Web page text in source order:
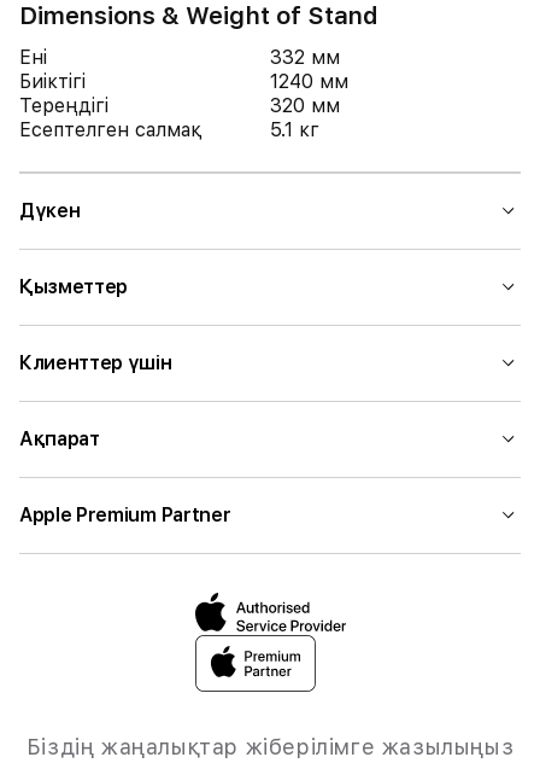
Dimensions & Weight of Stand
Ені
332 мм
Биіктігі
1240 мм
Тереңдігі
320 мм
Есептелген салмақ
5.1 кг
Дүкен
Қызметтер
Клиенттер үшін
Ақпарат
Apple Premium Partner
Біздің жаңалықтар жіберілімге жазылыңыз